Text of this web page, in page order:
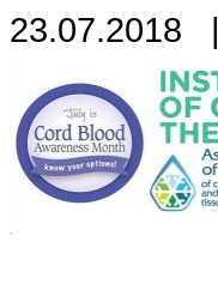
23.07.2018 |